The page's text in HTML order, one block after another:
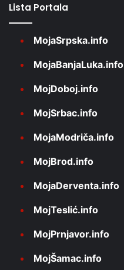
Lista Portala
MojaSrpska.info
MojaBanjaLuka.info
MojDoboj.info
MojSrbac.info
MojaModriča.info
MojBrod.info
MojaDerventa.info
MojTeslić.info
MojPrnjavor.info
MojŠamac.info